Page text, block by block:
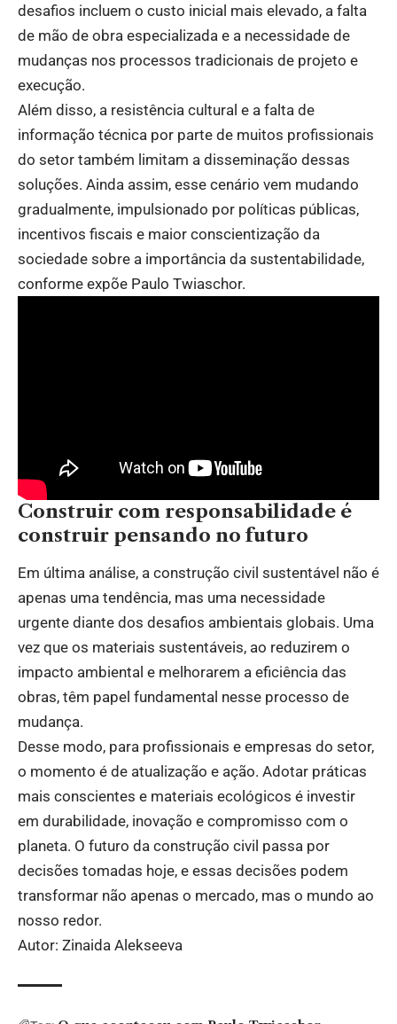
desafios incluem o custo inicial mais elevado, a falta
de mão de obra especializada e a necessidade de
mudanças nos processos tradicionais de projeto e
execução.
Além disso, a resistência cultural e a falta de
informação técnica por parte de muitos profissionais
do setor também limitam a disseminação dessas
soluções. Ainda assim, esse cenário vem mudando
gradualmente, impulsionado por políticas públicas,
incentivos fiscais e maior conscientização da
sociedade sobre a importância da sustentabilidade,
conforme expõe Paulo Twiaschor.
Construir com responsabilidade é
construir pensando no futuro
Em última análise, a construção civil sustentável não é
apenas uma tendência, mas uma necessidade
urgente diante dos desafios ambientais globais. Uma
vez que os materiais sustentáveis, ao reduzirem o
impacto ambiental e melhorarem a eficiência das
obras, têm papel fundamental nesse processo de
mudança.
Desse modo, para profissionais e empresas do setor,
o momento é de atualização e ação. Adotar práticas
mais conscientes e materiais ecológicos é investir
em durabilidade, inovação e compromisso com o
planeta. O futuro da construção civil passa por
decisões tomadas hoje, e essas decisões podem
transformar não apenas o mercado, mas o mundo ao
nosso redor.
Autor: Zinaida Alekseeva